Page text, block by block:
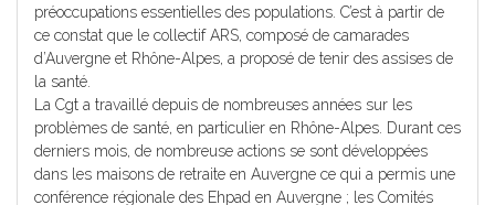
préoccupations essentielles des populations. C’est à partir de
ce constat que le collectif ARS, composé de camarades
d’Auvergne et Rhône-Alpes, a proposé de tenir des assises de
la santé.
La Cgt a travaillé depuis de nombreuses années sur les
problèmes de santé, en particulier en Rhône-Alpes. Durant ces
derniers mois, de nombreuse actions se sont développées
dans les maisons de retraite en Auvergne ce qui a permis une
conférence régionale des Ehpad en Auvergne ; les Comités